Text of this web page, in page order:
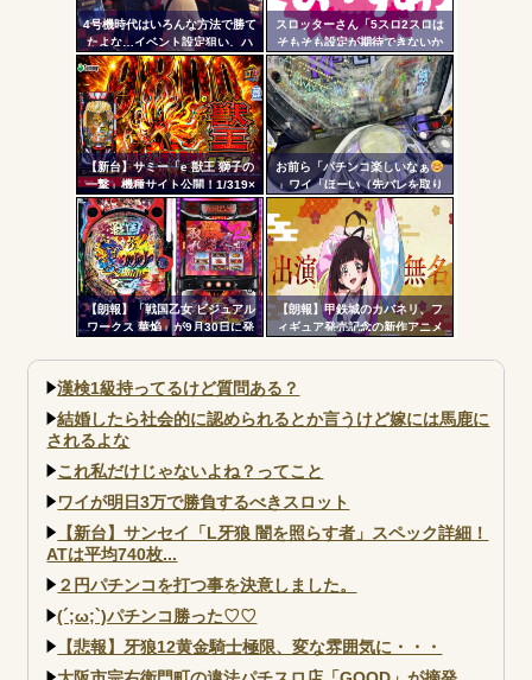
4号機時代はいろんな方法で勝て
たよな…イベント設定狙い、ハ
イエナ、超技術介入機、新装狙
い…
スロッターさん「5スロ2スロは
そもそも設定が期待できないか
らやるもんじゃない」
【新台】サミー「e 獣王 獅子の
一撃」機種サイト公開！1/319×
ドデカSTRAIGHT、右の1/2で平
均9,800個のサバチャンに突入
お前ら「パチンコ楽しいなぁ
」ワイ「ほーい（先バレを取り
上げる）」
【朗報】「戦国乙女 ビジュアル
ワークス 華焔」が9月30日に発
女7・L戦国乙女5・グッズなどの
アートワーク集
【朗報】甲鉄城のカバネリ、フ
ィギュア発売記念の新作アニメ
っっっっっっっっかｗｗｗ
漢検1級持ってるけど質問ある？
結婚したら社会的に認められるとか言うけど嫁には馬鹿に
されるよな
これ私だけじゃないよね？ってこと
ワイが明日3万で勝負するべきスロット
【新台】サンセイ「L牙狼 闇を照らす者」スペック詳細！
ATは平均740枚...
２円パチンコを打つ事を決意しました。
(´;ω;`)パチンコ勝った♡♡
【悲報】牙狼12黄金騎士極限、変な雰囲気に・・・